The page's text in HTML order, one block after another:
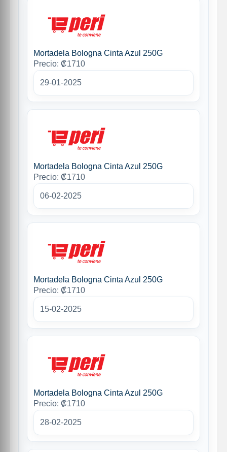
Mortadela Bologna Cinta Azul 250G
Precio: ₡1710
29-01-2025
Mortadela Bologna Cinta Azul 250G
Precio: ₡1710
06-02-2025
Mortadela Bologna Cinta Azul 250G
Precio: ₡1710
15-02-2025
Mortadela Bologna Cinta Azul 250G
Precio: ₡1710
28-02-2025